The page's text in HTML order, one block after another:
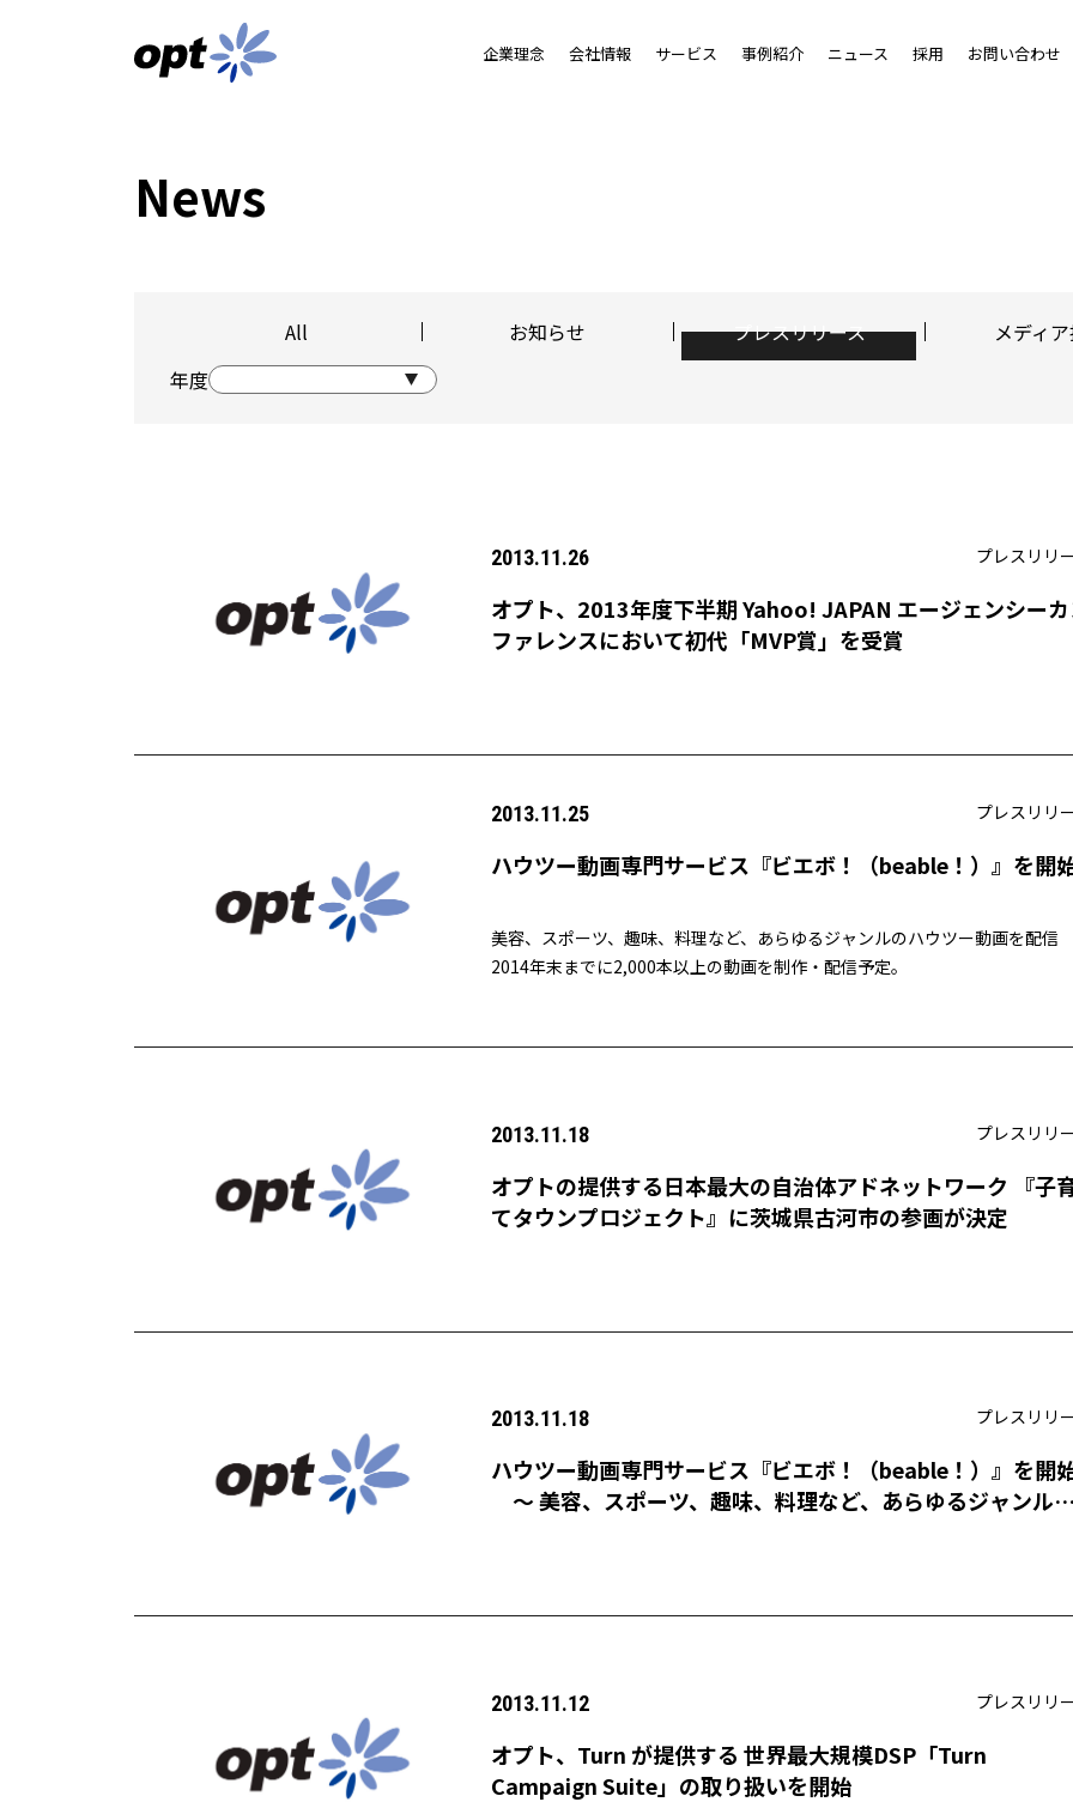
企業理念 会社情報 サービス 事例紹介 ニュース 採用 お問い合わせ
News
All お知らせ プレスリリース
メディ
年度
2013.11.26 プレスリリ
オプト、2013年度下半期 Yahoo! JAPAN エージェンシー
ファレンスにおいて初代「MVP賞」を受賞
2013.11.25 プレスリリ
ハウツー動画専門サービス『ビエボ！（beable！）』を開
美容、スポーツ、趣味、料理など、あらゆるジャンルのハウツー動画を配信
2014年末までに2,000本以上の動画を制作・配信予定。
2013.11.18 プレスリリ
オプトの提供する日本最大の自治体アドネットワーク 『子
てタウンプロジェクト』に茨城県古河市の参画が決定
2013.11.18 プレスリリ
ハウツー動画専門サービス『ビエボ！（beable！）』を開
〜 美容、スポーツ、趣味、料理など、あらゆるジャンルの
2013.11.12 プレスリリ
オプト、Turn が提供する 世界最大規模DSP「Turn
Campaign Suite」の取り扱いを開始